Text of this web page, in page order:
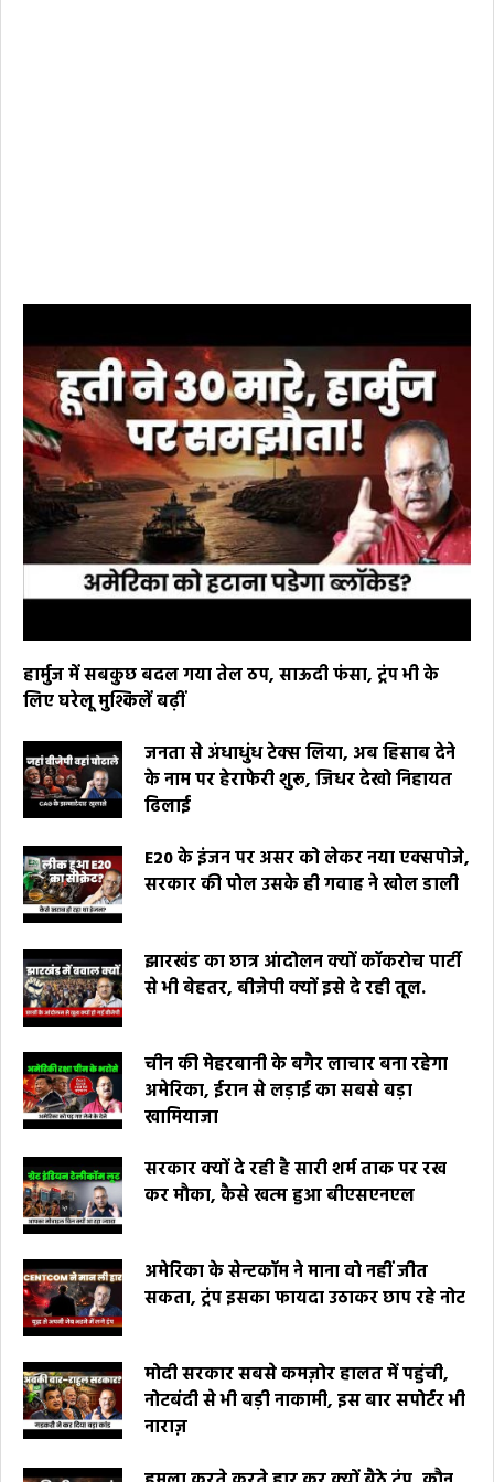
हार्मुज में सबकुछ बदल गया तेल ठप, साऊदी फंसा, ट्रंप भी के
लिए घरेलू मुश्किलें बढ़ीं
जनता से अंधाधुंध टेक्स लिया, अब हिसाब देने
के नाम पर हेराफेरी शुरू, जिधर देखो निहायत
ढिलाई
E20 के इंजन पर असर को लेकर नया एक्सपोजे,
सरकार की पोल उसके ही गवाह ने खोल डाली
झारखंड का छात्र आंदोलन क्यों कॉकरोच पार्टी
से भी बेहतर, बीजेपी क्यों इसे दे रही तूल.
चीन की मेहरबानी के बगैर लाचार बना रहेगा
अमेरिका, ईरान से लड़ाई का सबसे बड़ा
खामियाजा
सरकार क्यों दे रही है सारी शर्म ताक पर रख
कर मौका, कैसे खत्म हुआ बीएसएनएल
अमेरिका के सेन्टकॉम ने माना वो नहीं जीत
सकता, ट्रंप इसका फायदा उठाकर छाप रहे नोट
मोदी सरकार सबसे कमज़ोर हालत में पहुंची,
नोटबंदी से भी बड़ी नाकामी, इस बार सपोर्टर भी
नाराज़